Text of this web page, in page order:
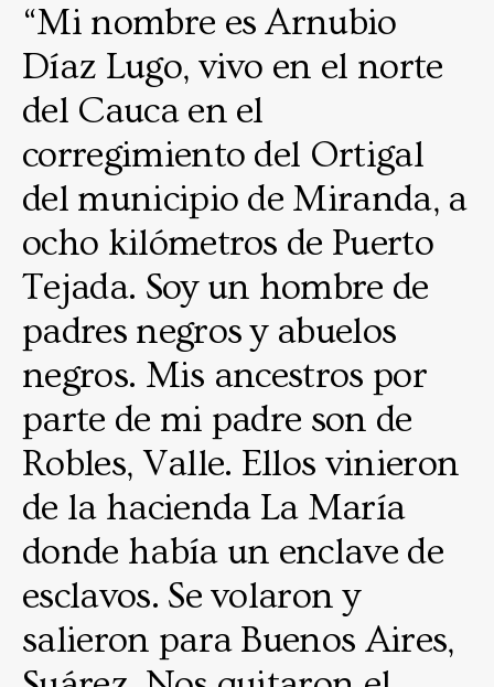
“Mi nombre es Arnubio
Díaz Lugo, vivo en el norte
del Cauca en el
corregimiento del Ortigal
del municipio de Miranda, a
ocho kilómetros de Puerto
Tejada. Soy un hombre de
padres negros y abuelos
negros. Mis ancestros por
parte de mi padre son de
Robles, Valle. Ellos vinieron
de la hacienda La María
donde había un enclave de
esclavos. Se volaron y
salieron para Buenos Aires,